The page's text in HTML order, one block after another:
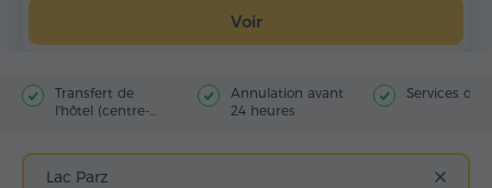
Voir
Transfert de
l'hôtel (centre-
Annulation avant
24 heures
Services du
Lac Parz